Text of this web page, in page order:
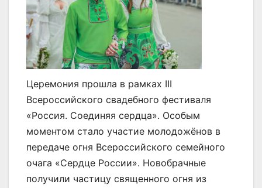
Церемония прошла в рамках III
Всероссийского свадебного фестиваля
«Россия. Соединяя сердца». Особым
моментом стало участие молодожёнов в
передаче огня Всероссийского семейного
очага «Сердце России». Новобрачные
получили частицу священного огня из